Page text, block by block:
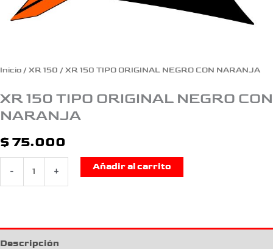
Inicio / XR 150 / XR 150 TIPO ORIGINAL NEGRO CON NARANJA
XR 150 TIPO ORIGINAL NEGRO CON
NARANJA
$ 75.000
- +
Añadir al carrito
Descripción